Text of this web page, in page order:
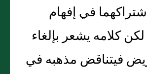
في إفهام
كلامه يشعر بإلغاء
فيتناقض مذهبه في